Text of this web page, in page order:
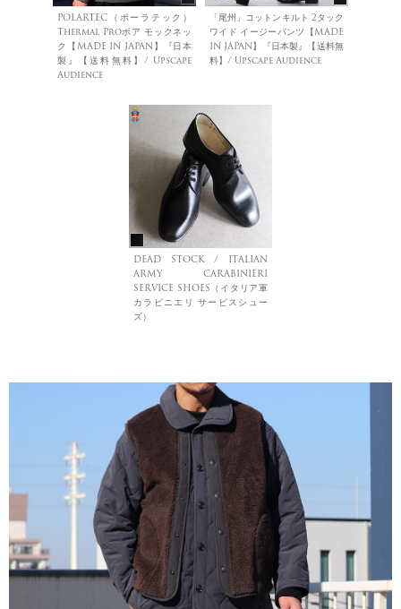
POLARTEC（ポーラテック）
Thermal Proボア モックネッ
ク【MADE IN JAPAN】『日本
製』【送料無料】/ Upscape
Audience
「尾州」コットンキルト 2タック
ワイド イージーパンツ【MADE
IN JAPAN】『日本製』【送料無
料】/ Upscape Audience
DEAD STOCK / ITALIAN
ARMY CARABINIERI
SERVICE SHOES（イタリア軍
カラビニエリ サービスシュー
ズ）